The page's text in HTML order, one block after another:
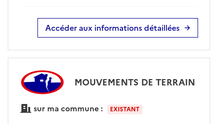
Accéder aux informations détaillées
MOUVEMENTS DE TERRAIN
sur ma commune : EXISTANT